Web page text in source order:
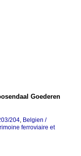
Goederen
204, Belgien /
ferroviaire et